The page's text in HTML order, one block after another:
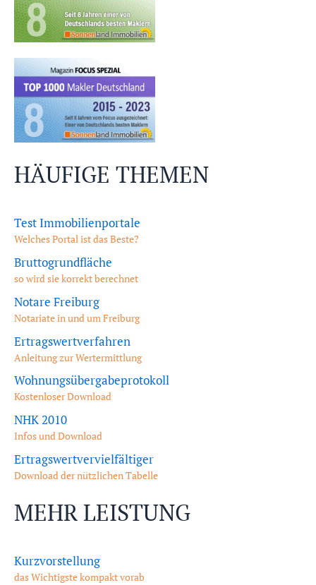
HÄUFIGE THEMEN
Test Immobilienportale
Welches Portal ist das Beste?
Bruttogrundfläche
so wird sie korrekt berechnet
Notare Freiburg
Notariate in und um Freiburg
Ertragswertverfahren
Anleitung zur Wertermittlung
Wohnungsübergabeprotokoll
Kostenloser Download
NHK 2010
Infos und Download
Ertragswertvervielfältiger
Download der nützlichen Tabelle
MEHR LEISTUNG
Kurzvorstellung
das Wichtigste kompakt vorab